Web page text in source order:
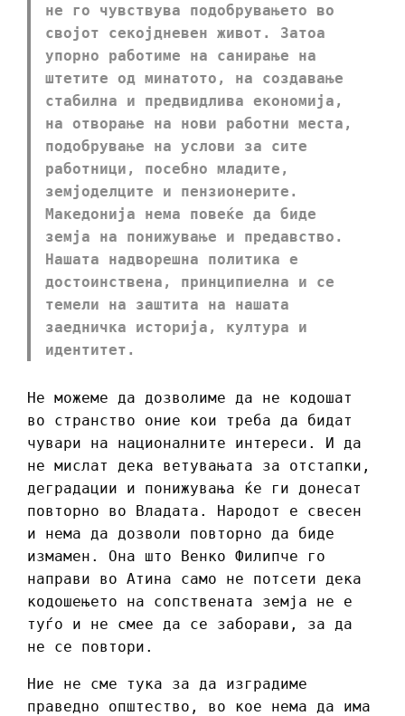
не го чувствува подобрувањето во
својот секојдневен живот. Затоа
упорно работиме на санирање на
штетите од минатото, на создавање
стабилна и предвидлива економија,
на отворање на нови работни места,
подобрување на услови за сите
работници, посебно младите,
земјоделците и пензионерите.
Македонија нема повеќе да биде
земја на понижување и предавство.
Нашата надворешна политика е
достоинствена, принципиелна и се
темели на заштита на нашата
заедничка историја, култура и
идентитет.
Не можеме да дозволиме да не кодошат
во странство оние кои треба да бидат
чувари на националните интереси. И да
не мислат дека ветувањата за отстапки,
деградации и понижувања ќе ги донесат
повторно во Владата. Народот е свесен
и нема да дозволи повторно да биде
измамен. Она што Венко Филипче го
направи во Атина само не потсети дека
кодошењето на сопствената земја не е
туѓо и не смее да се заборави, за да
не се повтори.
Ние не сме тука за да изградиме
праведно општество, во кое нема да има